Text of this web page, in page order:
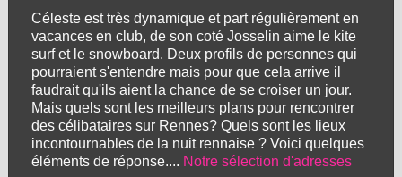
Céleste est très dynamique et part régulièrement en
vacances en club, de son coté Josselin aime le kite
surf et le snowboard. Deux profils de personnes qui
pourraient s'entendre mais pour que cela arrive il
faudrait qu'ils aient la chance de se croiser un jour.
Mais quels sont les meilleurs plans pour rencontrer
des célibataires sur Rennes? Quels sont les lieux
incontournables de la nuit rennaise ? Voici quelques
éléments de réponse.... Notre sélection d'adresses